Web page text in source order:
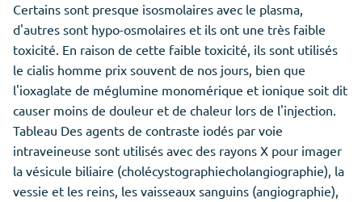
Certains sont presque isosmolaires avec le plasma,
d'autres sont hypo-osmolaires et ils ont une très faible
toxicité. En raison de cette faible toxicité, ils sont utilisés
le cialis homme prix souvent de nos jours, bien que
l'ioxaglate de méglumine monomérique et ionique soit dit
causer moins de douleur et de chaleur lors de l'injection.
Tableau Des agents de contraste iodés par voie
intraveineuse sont utilisés avec des rayons X pour imager
la vésicule biliaire (cholécystographiecholangiographie), la
vessie et les reins, les vaisseaux sanguins (angiographie),